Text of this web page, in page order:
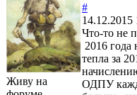
Живу на
#
14.12.2015
Что-то не
2016 года
тепла за
ОДПУ